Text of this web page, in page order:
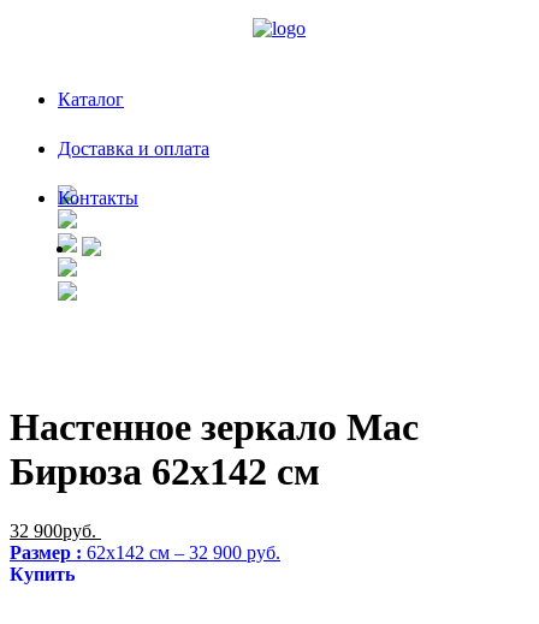
Каталог
Доставка и оплата
Контакты
Настенное зеркало Мас
Бирюза 62х142 см
32 900руб.
Размер : 62х142 см – 32 900 руб.
Купить